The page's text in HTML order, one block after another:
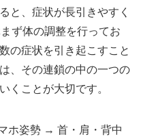
と、症状が長引きやすく
ず体の調整を行ってお
の症状を引き起こすこと
、その連鎖の中の一つの
くことが大切です。
ホ姿勢 → 首・肩・背中